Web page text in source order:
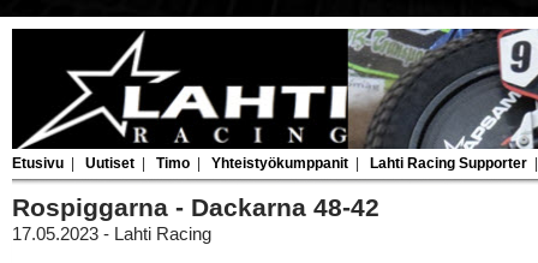
Etusivu Uutiset Timo Yhteistyökumppanit Lahti Racing Supporter
Rospiggarna - Dackarna 48-42
17.05.2023 - Lahti Racing